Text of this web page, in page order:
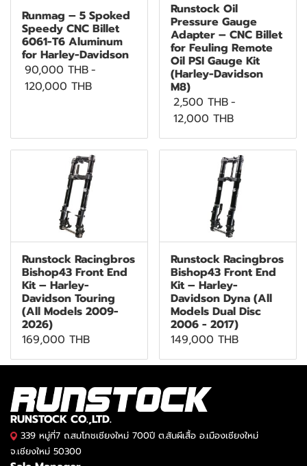
Runmag – 5 Spoked
Speedy CNC Billet
6061-T6 Aluminum
for Harley-Davidson
90,000 THB-
120,000 THB
Runstock Oil
Pressure Gauge
Adapter – CNC Billet
for Feuling Remote
Oil PSI Gauge Kit
(Harley-Davidson
M8)
2,500 THB-
12,000 THB
Runstock Racingbros
Bishop43 Front End
Kit – Harley-
Davidson Touring
(All Models 2009-
2026)
169,000 THB
Runstock Racingbros
Bishop43 Front End
Kit – Harley-
Davidson Dyna (All
Models Dual Disc
2006 - 2017)
149,000 THB
RUNSTOCK CO.,LTD.
339 หมู่ที่7 ถ.สมโภชเชียงใหม่ 700ปี ต.สันผีเสื้อ อ.เมืองเชียงใหม่
จ.เชียงใหม่ 50300